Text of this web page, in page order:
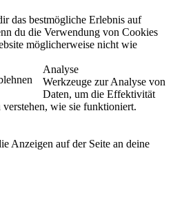
das bestmögliche Erlebnis auf
du die Verwendung von Cookies
möglicherweise nicht wie
Analyse
Werkzeuge zur Analyse von
Daten, um die Effektivität
verstehen, wie sie funktioniert.
Anzeigen auf der Seite an deine